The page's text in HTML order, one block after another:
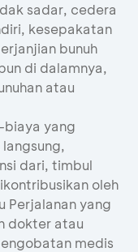
sadar, cedera
kesepakatan
bunuh
di dalamnya,
atau
yang
dari, timbul
oleh
Perjalanan yang
dokter atau
medis